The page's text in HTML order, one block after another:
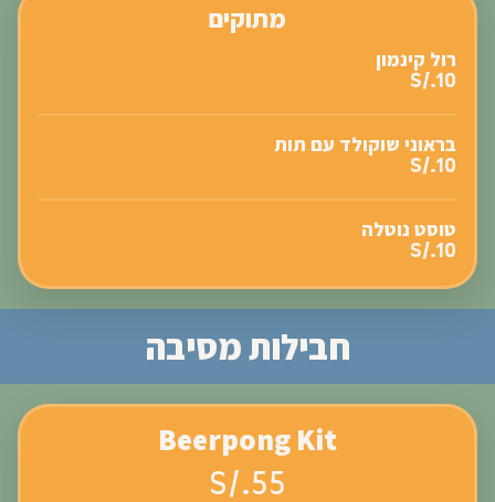
מתוקים
רול קינמון
S/.10
בראוני שוקולד עם תות
S/.10
טוסט נוטלה
S/.10
חבילות מסיבה
Beerpong Kit
S/.55